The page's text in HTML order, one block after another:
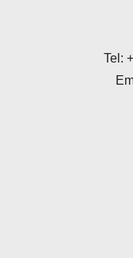
Tel: